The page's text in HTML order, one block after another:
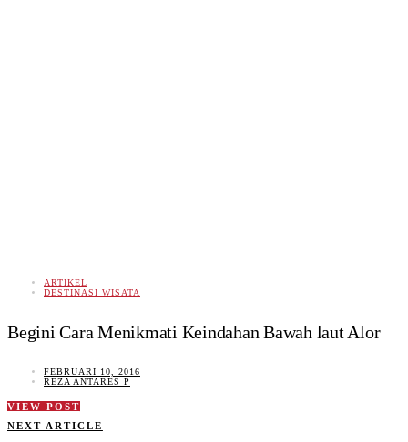
ARTIKEL
DESTINASI WISATA
Begini Cara Menikmati Keindahan Bawah laut Alor
FEBRUARI 10, 2016
REZA ANTARES P
VIEW POST
NEXT ARTICLE